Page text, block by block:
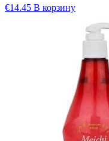
€14.45 В корзину